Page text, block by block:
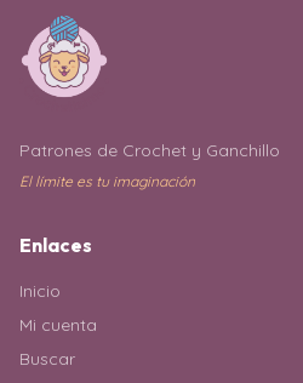
Patrones de Crochet y Ganchillo
El límite es tu imaginación
Enlaces
Inicio
Mi cuenta
Buscar